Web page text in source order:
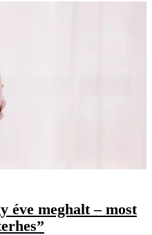
éve meghalt – most